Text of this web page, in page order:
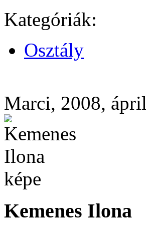
Kategóriák:
Osztály
Marci, 2008,
Kemenes Ilona